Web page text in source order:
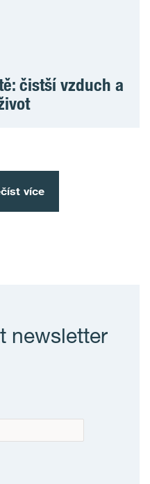
čistší vzduch a
více
newsletter